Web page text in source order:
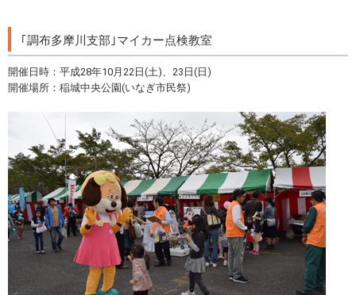
｢調布多摩川支部｣マイカー点検教室
開催日時：平成28年10月22日(土)、23日(日)
開催場所：稲城中央公園(いなぎ市民祭)